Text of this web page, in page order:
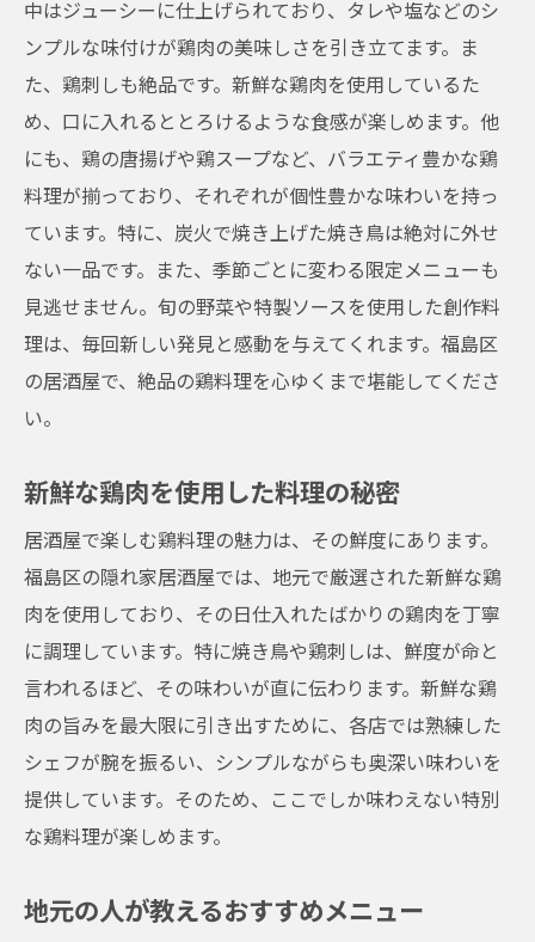
中はジューシーに仕上げられており、タレや塩などのシ
ンプルな味付けが鶏肉の美味しさを引き立てます。ま
た、鶏刺しも絶品です。新鮮な鶏肉を使用しているた
め、口に入れるととろけるような食感が楽しめます。他
にも、鶏の唐揚げや鶏スープなど、バラエティ豊かな鶏
料理が揃っており、それぞれが個性豊かな味わいを持っ
ています。特に、炭火で焼き上げた焼き鳥は絶対に外せ
ない一品です。また、季節ごとに変わる限定メニューも
見逃せません。旬の野菜や特製ソースを使用した創作料
理は、毎回新しい発見と感動を与えてくれます。福島区
の居酒屋で、絶品の鶏料理を心ゆくまで堪能してくださ
い。
新鮮な鶏肉を使用した料理の秘密
居酒屋で楽しむ鶏料理の魅力は、その鮮度にあります。
福島区の隠れ家居酒屋では、地元で厳選された新鮮な鶏
肉を使用しており、その日仕入れたばかりの鶏肉を丁寧
に調理しています。特に焼き鳥や鶏刺しは、鮮度が命と
言われるほど、その味わいが直に伝わります。新鮮な鶏
肉の旨みを最大限に引き出すために、各店では熟練した
シェフが腕を振るい、シンプルながらも奥深い味わいを
提供しています。そのため、ここでしか味わえない特別
な鶏料理が楽しめます。
地元の人が教えるおすすめメニュー